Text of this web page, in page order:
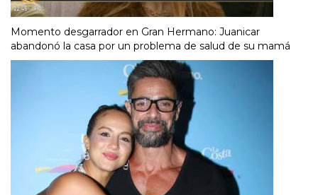
Momento desgarrador en Gran Hermano: Juanicar
abandonó la casa por un problema de salud de su mamá